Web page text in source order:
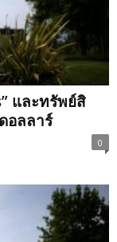
และทรัพย์สิ
อลลาร์
0